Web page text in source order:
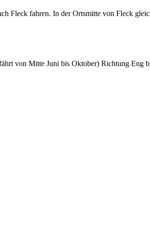
Fleck fahren. In der Ortsmitte von Fleck
von Mitte Juni bis Oktober) Richtung Eng